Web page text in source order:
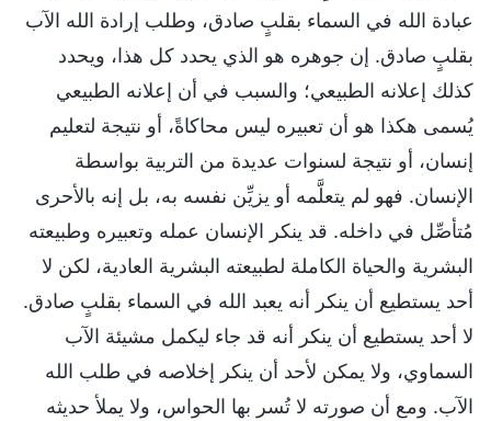
عبادة الله في السماء بقلبٍ صادق، وطلب إرادة الله الآب
بقلبٍ صادق. إن جوهره هو الذي يحدد كل هذا، ويحدد
كذلك إعلانه الطبيعي؛ والسبب في أن إعلانه الطبيعي
يُسمى هكذا هو أن تعبيره ليس محاكاةً، أو نتيجة لتعليم
إنسان، أو نتيجة لسنوات عديدة من التربية بواسطة
الإنسان. فهو لم يتعلَّمه أو يزيِّن نفسه به، بل إنه بالأحرى
مُتأصِّل في داخله. قد ينكر الإنسان عمله وتعبيره وطبيعته
البشرية والحياة الكاملة لطبيعته البشرية العادية، لكن لا
أحد يستطيع أن ينكر أنه يعبد الله في السماء بقلبٍ صادق.
لا أحد يستطيع أن ينكر أنه قد جاء ليكمل مشيئة الآب
السماوي، ولا يمكن لأحد أن ينكر إخلاصه في طلب الله
الآب. ومع أن صورته لا تُسر بها الحواس، ولا يملأ حديثه